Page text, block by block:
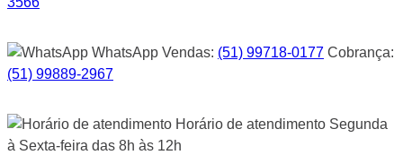
WhatsApp Vendas: (51) 99718-0177 Cobrança:
(51) 99889-2967
Horário de atendimento Segunda
à Sexta-feira das 8h às 12h